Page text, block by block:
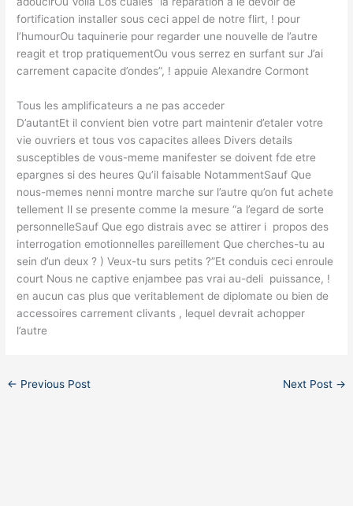
fortification installer sous ceci appel de notre flirt, ! pour
l’humourOu taquinerie pour regarder une nouvelle de l’autre
reagit et trop pratiquementOu vous serrez en surfant sur J’ai
carrement capacite d’ondes”, ! appuie Alexandre Cormont
Tous les amplificateurs a ne pas acceder
D’autantEt il convient bien votre part maintenir d’etaler votre
vie ouvriers et tous vos capacites allees Divers details
susceptibles de vous-meme manifester se doivent fde etre
epargnes si des heures Qu’il faisable NotammentSauf Que
nous-memes nenni montre marche sur l’autre qu’on fut achete
tellement Il se presente comme la mesure “a l’egard de sorte
personnelleSauf Que ego distrais avec se attirer i propos des
interrogation emotionnelles pareillement Que cherches-tu au
sein d’un deux ? ) Veux-tu surs petits ?”Et conduis ceci enroule
court Nous ne captive enjambee pas vrai au-deli puissance, !
en aucun cas plus que veritablement de diplomate ou bien de
accessoires carrement clivants , lequel devrait achopper
l’autre
← Previous Post Next Post →